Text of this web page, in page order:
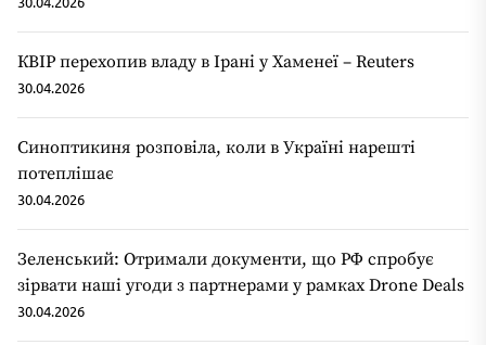
КВІР перехопив владу в Ірані у Хаменеї – Reuters
30.04.2026
Синоптикиня розповіла, коли в Україні нарешті
потеплішає
30.04.2026
Зеленський: Отримали документи, що РФ спробує
зірвати наші угоди з партнерами у рамках Drone Deals
30.04.2026